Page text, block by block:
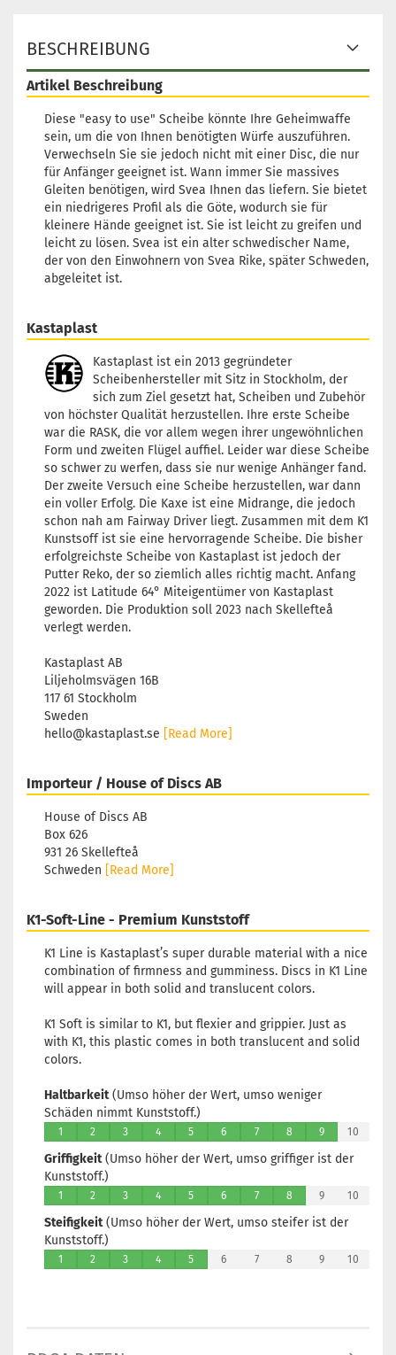
BESCHREIBUNG
Artikel Beschreibung
Diese "easy to use" Scheibe könnte Ihre Geheimwaffe
sein, um die von Ihnen benötigten Würfe auszuführen.
Verwechseln Sie sie jedoch nicht mit einer Disc, die nur
für Anfänger geeignet ist. Wann immer Sie massives
Gleiten benötigen, wird Svea Ihnen das liefern. Sie bietet
ein niedrigeres Profil als die Göte, wodurch sie für
kleinere Hände geeignet ist. Sie ist leicht zu greifen und
leicht zu lösen. Svea ist ein alter schwedischer Name,
der von den Einwohnern von Svea Rike, später Schweden,
abgeleitet ist.
Kastaplast
Kastaplast ist ein 2013 gegründeter
Scheibenhersteller mit Sitz in Stockholm, der
sich zum Ziel gesetzt hat, Scheiben und Zubehör
von höchster Qualität herzustellen. Ihre erste Scheibe
war die RASK, die vor allem wegen ihrer ungewöhnlichen
Form und zweiten Flügel auffiel. Leider war diese Scheibe
so schwer zu werfen, dass sie nur wenige Anhänger fand.
Der zweite Versuch eine Scheibe herzustellen, war dann
ein voller Erfolg. Die Kaxe ist eine Midrange, die jedoch
schon nah am Fairway Driver liegt. Zusammen mit dem K1
Kunstsoff ist sie eine hervorragende Scheibe. Die bisher
erfolgreichste Scheibe von Kastaplast ist jedoch der
Putter Reko, der so ziemlich alles richtig macht. Anfang
2022 ist Latitude 64° Miteigentümer von Kastaplast
geworden. Die Produktion soll 2023 nach Skellefteå
verlegt werden.
Kastaplast AB
Liljeholmsvägen 16B
117 61 Stockholm
Sweden
hello@kastaplast.se [Read More]
Importeur / House of Discs AB
House of Discs AB
Box 626
931 26 Skellefteå
Schweden [Read More]
K1-Soft-Line - Premium Kunststoff
K1 Line is Kastaplast’s super durable material with a nice
combination of firmness and gumminess. Discs in K1 Line
will appear in both solid and translucent colors.
K1 Soft is similar to K1, but flexier and grippier. Just as
with K1, this plastic comes in both translucent and solid
colors.
Haltbarkeit(Umso höher der Wert, umso weniger
Schäden nimmt Kunststoff.)
1 2 3 4 5 6 7 8 9 10
Griffigkeit(Umso höher der Wert, umso griffiger ist der
Kunststoff.)
1 2 3 4 5 6 7 8 9 10
Steifigkeit(Umso höher der Wert, umso steifer ist der
Kunststoff.)
1 2 3 4 5 6 7 8 9 10